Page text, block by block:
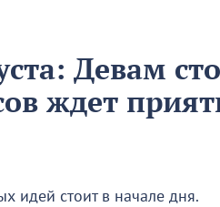
Девам
ждет
идей стоит в начале дня.